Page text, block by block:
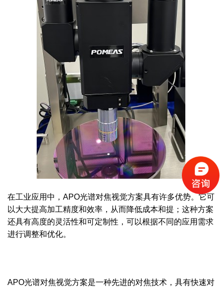
在工业应用中，APO光谱对焦视觉方案具有许多优势。它可
以大大提高加工精度和效率，从而降低成本和提；这种方案
还具有高度的灵活性和可定制性，可以根据不同的应用需求
进行调整和优化。
APO光谱对焦视觉方案是一种先进的对焦技术，具有快速对